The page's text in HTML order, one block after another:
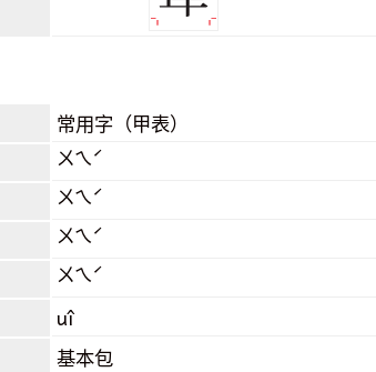
常用字（甲表）
ㄨㄟˊ
ㄨㄟˊ
ㄨㄟˊ
ㄨㄟˊ
uî
基本包